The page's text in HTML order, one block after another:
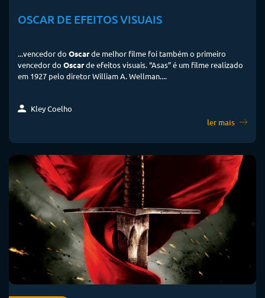
OSCAR DE EFEITOS VISUAIS
...vencedor do Oscarde melhor filme foi também o primeiro
vencedor do Oscarde efeitos visuais. “Asas” é um filme realizado
em 1927 pelo diretor William A. Wellman....
Kley Coelho
ler mais